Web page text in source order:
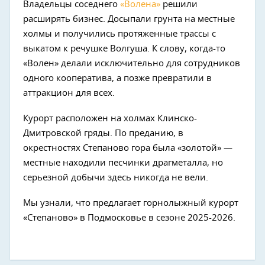
Владельцы соседнего «Волена» решили
расширять бизнес. Досыпали грунта на местные
холмы и получились протяженные трассы с
выкатом к речушке Волгуша. К слову, когда-то
«Волен» делали исключительно для сотрудников
одного кооператива, а позже превратили в
аттракцион для всех.
Курорт расположен на холмах Клинско-
Дмитровской гряды. По преданию, в
окрестностях Степаново гора была «золотой» —
местные находили песчинки драгметалла, но
серьезной добычи здесь никогда не вели.
Мы узнали, что предлагает горнолыжный курорт
«Степаново» в Подмосковье в сезоне 2025-2026.